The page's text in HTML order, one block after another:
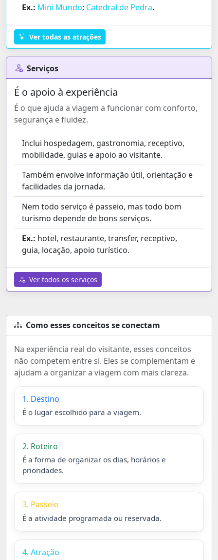
Ex.: Mini Mundo; Catedral de Pedra.
Ver todas as atrações
Serviços
É o apoio à experiência
É o que ajuda a viagem a funcionar com conforto,
segurança e fluidez.
Inclui hospedagem, gastronomia, receptivo,
mobilidade, guias e apoio ao visitante.
Também envolve informação útil, orientação e
facilidades da jornada.
Nem todo serviço é passeio, mas todo bom
turismo depende de bons serviços.
Ex.: hotel, restaurante, transfer, receptivo,
guia, locação, apoio turístico.
Ver todos os serviços
Como esses conceitos se conectam
Na experiência real do visitante, esses conceitos
não competem entre si. Eles se complementam e
ajudam a organizar a viagem com mais clareza.
1. Destino
É o lugar escolhido para a viagem.
2. Roteiro
É a forma de organizar os dias, horários e
prioridades.
3. Passeio
É a atividade programada ou reservada.
4. Atração